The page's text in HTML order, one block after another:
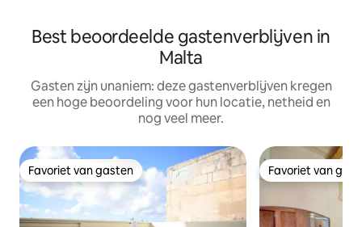
Best beoordeelde gastenverblijven in
Malta
Gasten zijn unaniem: deze gastenverblijven kregen
een hoge beoordeling voor hun locatie, netheid en
nog veel meer.
Favoriet van gasten
Favoriet van gasten Favoriet van
Favoriet van